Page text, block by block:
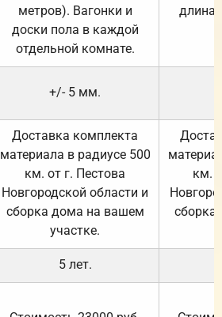
метров). Вагонки и
доски пола в каждой
отдельной комнате.
длина
+/- 5 мм.
Доставка комплекта
материала в радиусе 500
км. от г. Пестова
Новгородской области и
сборка дома на вашем
участке.
км.
5 лет.